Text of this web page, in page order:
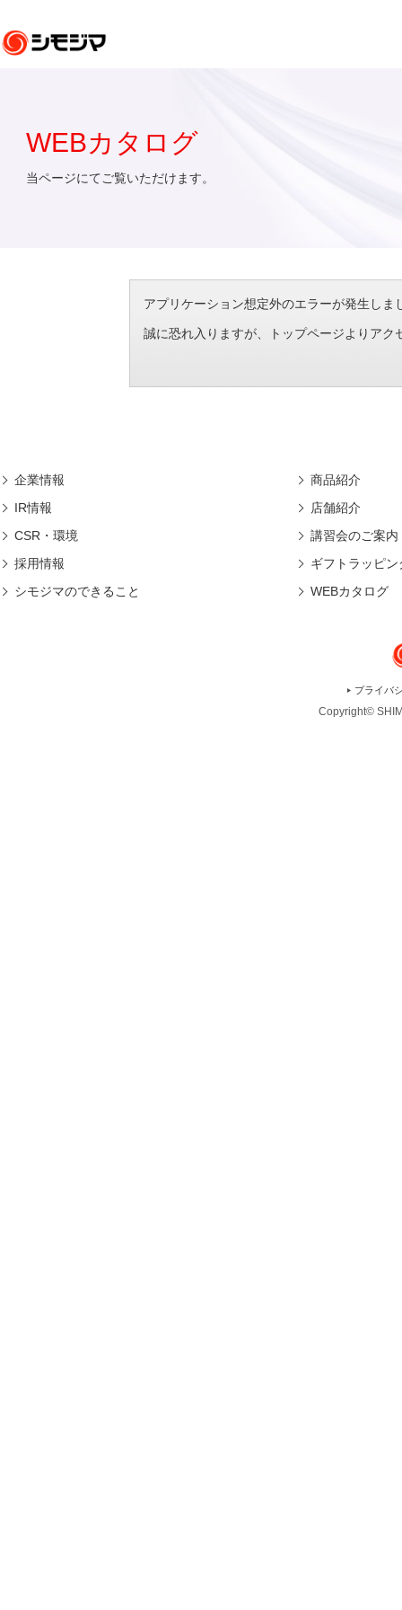
WEBカタログ
当ページにてご覧いただけます。
アプリケーション想定外のエラーが発生し
誠に恐れ入りますが、トップページよりアク
企業情報
IR情報
CSR・環境
採用情報
シモジマのできること
商品紹介
店舗紹介
講習会のご案内
ギフトラッピン
WEBカタログ
プライバ
Copyright©